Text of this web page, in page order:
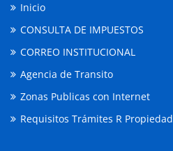
Inicio
CONSULTA DE IMPUESTOS
CORREO INSTITUCIONAL
Agencia de Transito
Zonas Publicas con Internet
Requisitos Trámites R Propiedad